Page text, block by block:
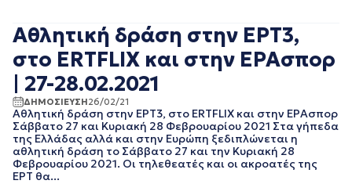
ΣΕΠΤΕΜΒΡΙΟΣ 2022
ΑΥΓΟΥΣΤΟΣ 2022
ΙΟΥΛΙΟΣ 2022
ΙΟΥΝΙΟΣ 2022
ΜΑΙΟΣ 2022
ΑΠΡΙΛΙΟΣ 2022
ΜΑΡΤΙΟΣ 2022
ΙΑΝΟΥΑΡΙΟΣ 2022
ΔΕΚΕΜΒΡΙΟΣ 2021
Αθλητική δράση στην ΕΡΤ3,
στο ERTFLIX και στην ΕΡΑσπορ
| 27-28.02.2021
ΔΗΜΟΣΙΕΥΣΗ26/02/21
Αθλητική δράση στην ΕΡΤ3, στο ERTFLIX και στην ΕΡΑσπορ
Σάββατο 27 και Κυριακή 28 Φεβρουαρίου 2021 Στα γήπεδα
της Ελλάδας αλλά και στην Ευρώπη ξεδιπλώνεται η
αθλητική δράση το Σάββατο 27 και την Κυριακή 28
Φεβρουαρίου 2021. Οι τηλεθεατές και οι ακροατές της
ΕΡΤ θα...